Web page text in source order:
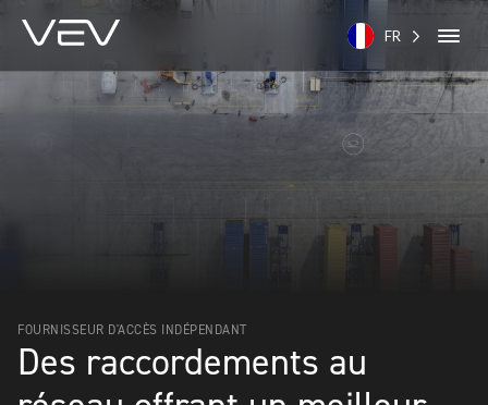
FR
FOURNISSEUR D'ACCÈS INDÉPENDANT
Des raccordements au